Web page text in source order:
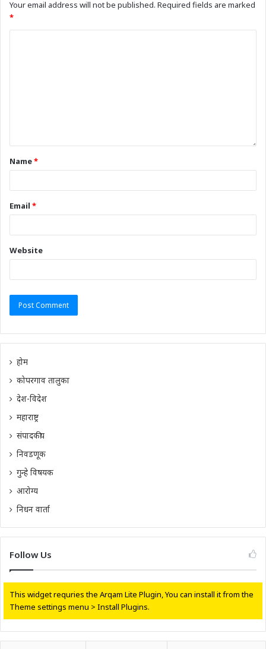
Your email address will not be published. Required fields are marked
*
Name*
Email *
Website
होम
कोपरगाव तालुका
देश-विदेश
महाराष्ट्र
संपादकीय
निवडणूक
गुन्हे विषयक
आरोग्य
निधन वार्ता
Follow Us
This widget requries the Arqam Lite Plugin, You can install it from the
Theme settings menu > Install Plugins.